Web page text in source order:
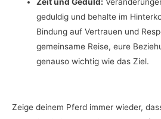
geduldig und behalte im
Bindung auf Vertrauen und
gemeinsame Reise, eure
genauso wichtig wie das Ziel.
Zeige deinem Pferd immer wieder,